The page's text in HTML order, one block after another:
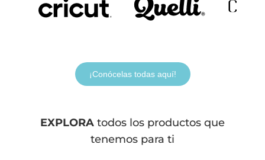
¡Conócelas todas aquí!
EXPLORA todos los productos que
tenemos para ti